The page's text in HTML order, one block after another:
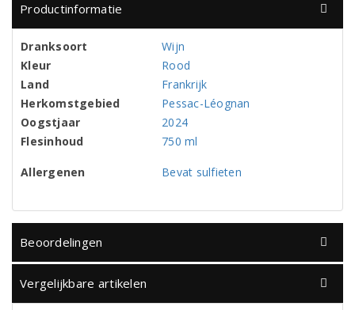
Productinformatie
Dranksoort
Wijn
Kleur
Rood
Land
Frankrijk
Herkomstgebied
Pessac-Léognan
Oogstjaar
2024
Flesinhoud
750 ml
Allergenen Bevat sulfieten
Beoordelingen
Vergelijkbare artikelen